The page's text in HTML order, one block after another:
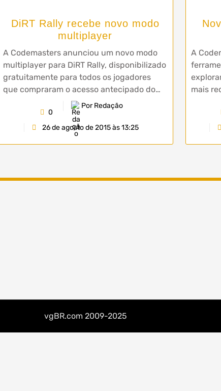
DiRT Rally recebe novo modo
multiplayer
A Codemasters anunciou um novo modo
multiplayer para DiRT Rally, disponibilizado
gratuitamente para todos os jogadores
que compraram o acesso antecipado do…
0
Por Redação
26 de agosto de 2015 às 13:25
A
mais
vgBR.com 2009-2025